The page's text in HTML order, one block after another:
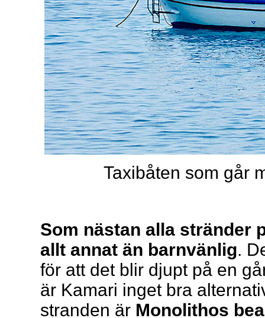
Taxibåten som går
Som nästan alla stränder
allt annat än barnvänlig.
för att det blir djupt på en
är Kamari inget bra
stranden är Monolithos